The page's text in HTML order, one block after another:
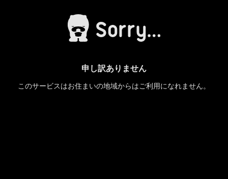
申し訳ありません
このサービスはお住まいの地域からはご利用になれません。